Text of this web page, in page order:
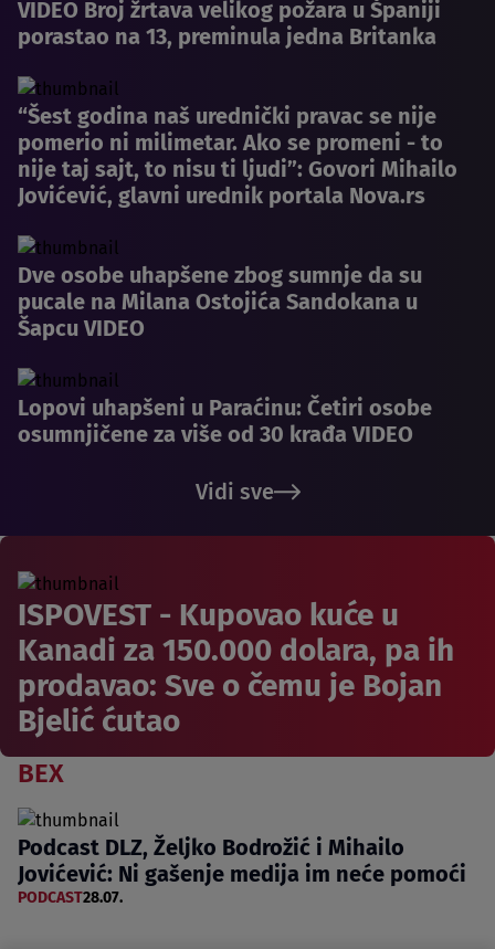
VIDEO Broj žrtava velikog požara u Španiji
porastao na 13, preminula jedna Britanka
“Šest godina naš urednički pravac se nije
pomerio ni milimetar. Ako se promeni - to
nije taj sajt, to nisu ti ljudi”: Govori Mihailo
Jovićević, glavni urednik portala Nova.rs
Dve osobe uhapšene zbog sumnje da su
pucale na Milana Ostojića Sandokana u
Šapcu VIDEO
Lopovi uhapšeni u Paraćinu: Četiri osobe
osumnjičene za više od 30 krađa VIDEO
Vidi sve
ISPOVEST - Kupovao kuće u
Kanadi za 150.000 dolara, pa ih
prodavao: Sve o čemu je Bojan
Bjelić ćutao
BEX
Podcast DLZ, Željko Bodrožić i Mihailo
Jovićević: Ni gašenje medija im neće pomoći
PODCAST28.07.